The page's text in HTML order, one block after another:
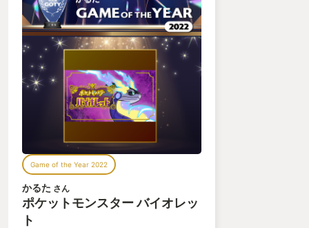
Game of the Year 2022
かるた さん
ポケットモンスター バイオレッ
ト